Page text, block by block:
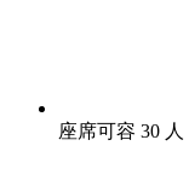
座席可容 30 人